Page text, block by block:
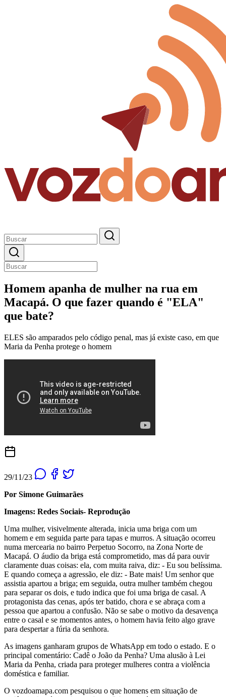
Homem apanha de mulher na rua em
Macapá. O que fazer quando é "ELA"
que bate?
ELES são amparados pelo código penal, mas já existe caso, em que
Maria da Penha protege o homem
29/11/23
Por Simone Guimarães
Imagens: Redes Sociais- Reprodução
Uma mulher, visivelmente alterada, inicia uma briga com um
homem e em seguida parte para tapas e murros. A situação ocorreu
numa mercearia no bairro Perpetuo Socorro, na Zona Norte de
Macapá. O áudio da briga está comprometido, mas dá para ouvir
claramente duas coisas: ela, com muita raiva, diz: - Eu sou belíssima.
E quando começa a agressão, ele diz: - Bate mais! Um senhor que
assistia apartou a briga; em seguida, outra mulher também chegou
para separar os dois, e tudo indica que foi uma briga de casal. A
protagonista das cenas, após ter batido, chora e se abraça com a
pessoa que apartou a confusão. Não se sabe o motivo da desavença
entre o casal e se momentos antes, o homem havia feito algo grave
para despertar a fúria da senhora.
As imagens ganharam grupos de WhatsApp em todo o estado. E o
principal comentário: Cadê o João da Penha? Uma alusão à Lei
Maria da Penha, criada para proteger mulheres contra a violência
doméstica e familiar.
O vozdoamapa.com pesquisou o que homens em situação de